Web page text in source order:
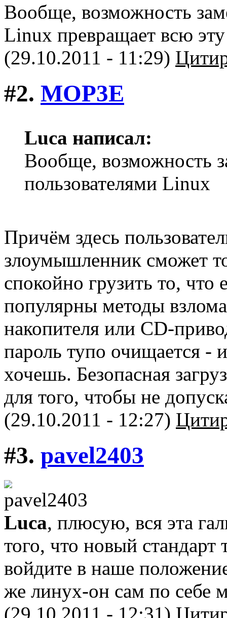
Вообще, возможность
Linux превращает всю
(29.10.2011 - 11:29)
#2. MOP3E
Luca написал:
Вообще, возможность
пользователями Linux
Причём здесь
злоумышленник сможет
спокойно грузить то,
популярны методы
накопителя или CD-
пароль тупо очищается -
хочешь. Безопасная
для того, чтобы не
(29.10.2011 - 12:27)
#3. pavel2403
Luca, плюсую, вся эта
того, что новый
войдите в наше
же линух-он сам по себе
(29.10.2011 - 12:31)